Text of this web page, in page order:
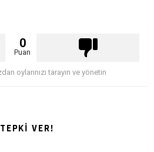
0
Puan
oylarınızı tarayın ve yönetin
VER!